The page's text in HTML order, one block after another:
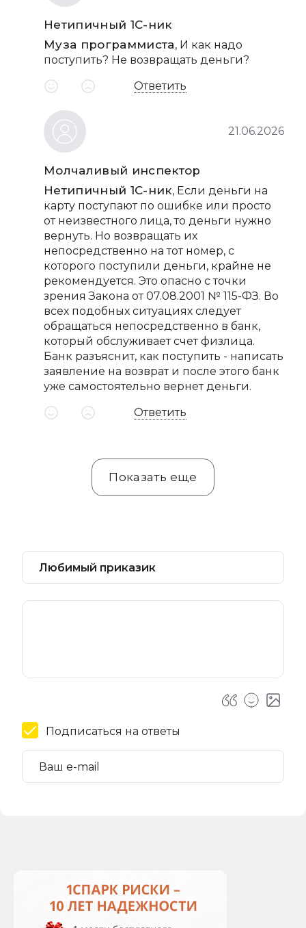
Нетипичный 1С-ник
Муза программиста, И как надо
поступить? Не возвращать деньги?
Ответить
Молчаливый инспектор
21.06.2026
Нетипичный 1С-ник, Если деньги на
карту поступают по ошибке или просто
от неизвестного лица, то деньги нужно
вернуть. Но возвращать их
непосредственно на тот номер, с
которого поступили деньги, крайне не
рекомендуется. Это опасно с точки
зрения Закона от 07.08.2001 № 115-ФЗ. Во
всех подобных ситуациях следует
обращаться непосредственно в банк,
который обслуживает счет физлица.
Банк разъяснит, как поступить - написать
заявление на возврат и после этого банк
уже самостоятельно вернет деньги.
Ответить
Показать еще
Подписаться на ответы